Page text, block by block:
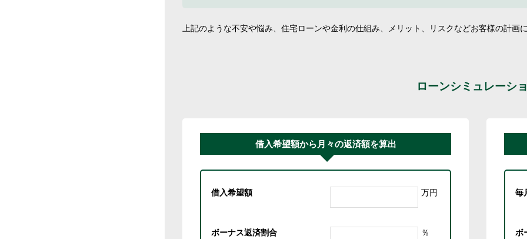
上記のような不安や悩み、住宅ローンや金利の仕組み、メリット、リスクなどお客様の計画
ローンシミュレーシ
借入希望額から月々の返済額を算出
借入希望額 万円
ボーナス返済割合 ％
毎
ボ